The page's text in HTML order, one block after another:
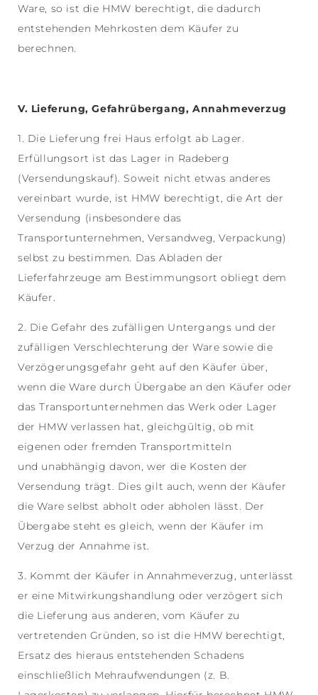
Ware, so ist die HMW berechtigt, die dadurch
entstehenden Mehrkosten dem Käufer zu
berechnen.
V. Lieferung, Gefahrübergang, Annahmeverzug
1. Die Lieferung frei Haus erfolgt ab Lager.
Erfüllungsort ist das Lager in Radeberg
(Versendungskauf). Soweit nicht etwas anderes
vereinbart wurde, ist HMW berechtigt, die Art der
Versendung (insbesondere das
Transportunternehmen, Versandweg, Verpackung)
selbst zu bestimmen. Das Abladen der
Lieferfahrzeuge am Bestimmungsort obliegt dem
Käufer.
2. Die Gefahr des zufälligen Untergangs und der
zufälligen Verschlechterung der Ware sowie die
Verzögerungsgefahr geht auf den Käufer über,
wenn die Ware durch Übergabe an den Käufer oder
das Transportunternehmen das Werk oder Lager
der HMW verlassen hat, gleichgültig, ob mit
eigenen oder fremden Transportmitteln
und unabhängig davon, wer die Kosten der
Versendung trägt. Dies gilt auch, wenn der Käufer
die Ware selbst abholt oder abholen lässt. Der
Übergabe steht es gleich, wenn der Käufer im
Verzug der Annahme ist.
3. Kommt der Käufer in Annahmeverzug, unterlässt
er eine Mitwirkungshandlung oder verzögert sich
die Lieferung aus anderen, vom Käufer zu
vertretenden Gründen, so ist die HMW berechtigt,
Ersatz des hieraus entstehenden Schadens
einschließlich Mehraufwendungen (z. B.